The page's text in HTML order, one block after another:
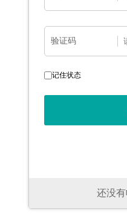
验证码
记住状态
还没有